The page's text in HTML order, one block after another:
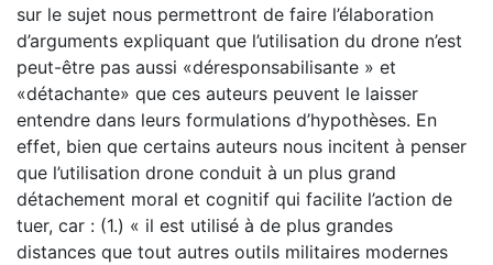
sur le sujet nous permettront de faire l’élaboration
d’arguments expliquant que l’utilisation du drone n’est
peut-être pas aussi «déresponsabilisante » et
«détachante» que ces auteurs peuvent le laisser
entendre dans leurs formulations d’hypothèses. En
effet, bien que certains auteurs nous incitent à penser
que l’utilisation drone conduit à un plus grand
détachement moral et cognitif qui facilite l’action de
tuer, car : (1.) « il est utilisé à de plus grandes
distances que tout autres outils militaires modernes